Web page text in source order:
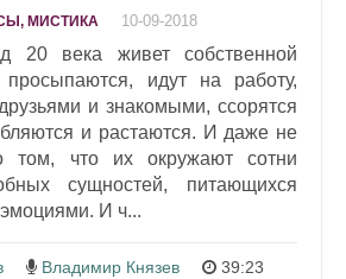
МИСТИКА 10-09-2018
20 века живет собственной
идут на работу,
и знакомыми, ссорятся
и растаются. И даже не
том, что их окружают сотни
сущностей, питающихся
И ч...
Владимир Князев 39:23